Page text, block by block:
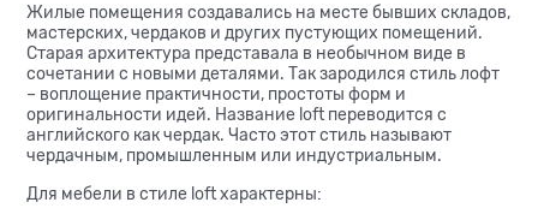
Жилые помещения создавались на месте бывших складов,
мастерских, чердаков и других пустующих помещений.
Старая архитектура представала в необычном виде в
сочетании с новыми деталями. Так зародился стиль лофт
– воплощение практичности, простоты форм и
оригинальности идей. Название loft переводится с
английского как чердак. Часто этот стиль называют
чердачным, промышленным или индустриальным.
Для мебели в стиле loft характерны: